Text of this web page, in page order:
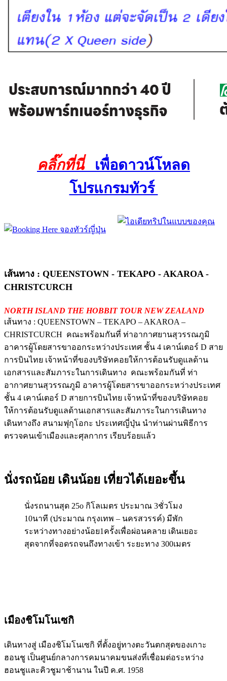
คลิ๊กที่นี่
เพื่อดาวน์โหลด
โปรแกรมทัวร์
เส้นทาง : QUEENSTOWN - TEKAPO - AKAROA -
CHRISTCURCH
NORTH ISLAND THE HOBBIT TOUR NEW ZEALAND
เส้นทาง : QUEENSTOWN – TEKAPO – AKAROA –
CHRISTCURCH คณะพร้อมกันที่ ท่าอากาศยานสุวรรณภูมิ
อาคารผู้โดยสารขาออกระหว่างประเทศ ชั้น 4 เคาน์เตอร์ D สาย
การบินไทย เจ้าหน้าที่ของบริษัทคอยให้การต้อนรับดูแลด้าน
เอกสารและสัมภาระในการเดินทาง คณะพร้อมกันที่ ท่า
อากาศยานสุวรรณภูมิ อาคารผู้โดยสารขาออกระหว่างประเทศ
ชั้น 4 เคาน์เตอร์ D สายการบินไทย เจ้าหน้าที่ของบริษัทคอย
ให้การต้อนรับดูแลด้านเอกสารและสัมภาระในการเดินทาง
เดินทางถึง สนามฟุกุโอกะ ประเทศญี่ปุ่น นำท่านผ่านพิธีการ
ตรวจคนเข้าเมืองและศุลกากร เรียบร้อยแล้ว
นั่งรถน้อย เดินน้อย เที่ยวได้เยอะขึ้น
นั่งรถนานสุด 25o กิโลเมตร ประมาณ 3ชั่วโมง
10นาที (ประมาณ กรุงเทพ – นครสวรรค์) มีพัก
ระหว่างทางอย่างน้อย1ครั้งเพื่อผ่อนคลาย เดินเยอะ
สุดจากที่จอดรถจนถึงทางเข้า ระยะทาง 300เมตร
เมืองชิโมโนเซกิ
เดินทางสู่ เมืองชิโมโนเซกิ ที่ตั้งอยู่ทางตะวันตกสุดของเกาะ
ฮอนชู เป็นศูนย์กลางการคมนาคมขนส่งที่เชื่อมต่อระหว่าง
ฮอนชูและคิวชูมาช้านาน ในปี ค.ศ. 1958